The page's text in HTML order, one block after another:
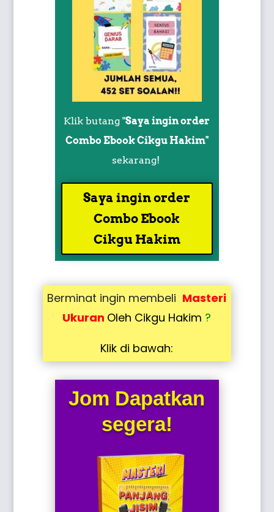
Klik butang "Saya ingin order
Combo Ebook Cikgu Hakim"
sekarang!
Saya ingin order
Combo Ebook
Cikgu Hakim
Berminat ingin membeli Masteri
Ukuran Oleh Cikgu Hakim ?
Klik di bawah:
Jom Dapatkan
segera!